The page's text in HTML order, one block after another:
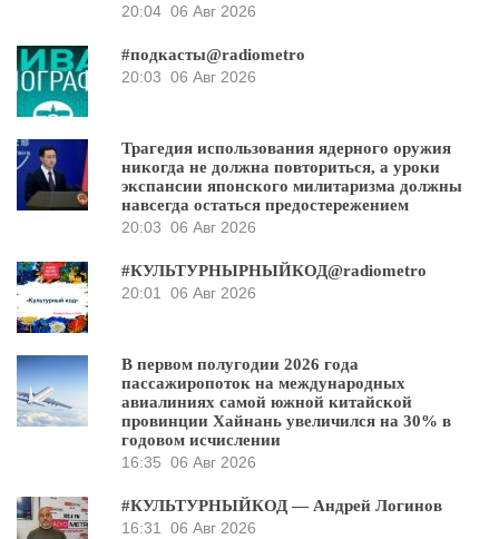
20:04 06 Авг 2026
#подкасты@radiometro
20:03 06 Авг 2026
Трагедия использования ядерного оружия
никогда не должна повториться, а уроки
экспансии японского милитаризма должны
навсегда остаться предостережением
20:03 06 Авг 2026
#КУЛЬТУРНЫРНЫЙКОД@radiometro
20:01
06 Авг 2026
В первом полугодии 2026 года
пассажиропоток на международных
авиалиниях самой южной китайской
провинции Хайнань увеличился на 30% в
годовом исчислении
16:35 06 Авг 2026
#КУЛЬТУРНЫЙКОД — Андрей Логинов
16:31
06 Авг 2026